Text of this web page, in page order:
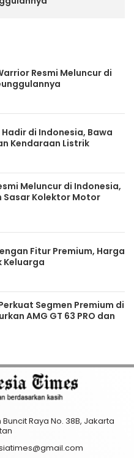
Resmi Meluncur di
Hadir di Indonesia, Bawa
Kendaraan Listrik
Meluncur di Indonesia,
Sasar Kolektor Motor
Fitur Premium, Harga
Segmen Premium di
AMG GT 63 PRO dan
Raya No. 38B, Jakarta